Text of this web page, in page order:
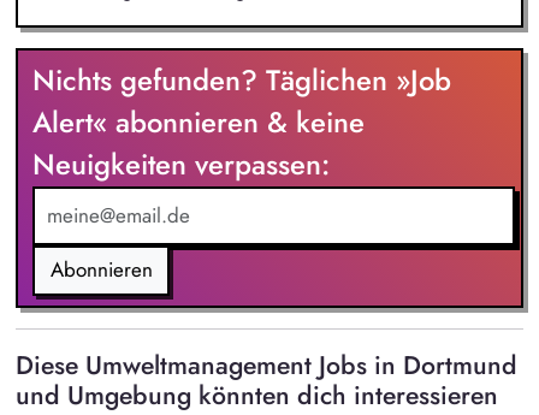
Nichts gefunden? Täglichen »Job
Alert« abonnieren & keine
Neuigkeiten verpassen:
Abonnieren
Diese Umweltmanagement Jobs in Dortmund
und Umgebung könnten dich interessieren